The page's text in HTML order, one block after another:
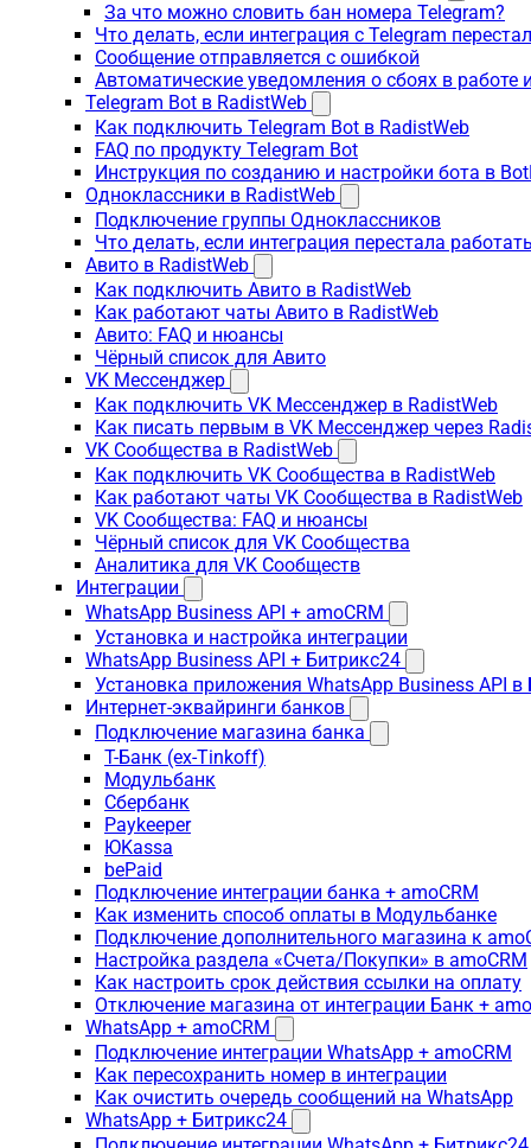
За что можно словить бан номера Telegram?
Что делать, если интеграция с Telegram
Сообщение отправляется с ошибкой
Автоматические уведомления о сбоях в работе
Telegram Bot в RadistWeb
Как подключить Telegram Bot в RadistWeb
FAQ по продукту Telegram Bot
Инструкция по созданию и настройки бота в
Одноклассники в RadistWeb
Подключение группы Одноклассников
Что делать, если интеграция перестала
Авито в RadistWeb
Как подключить Авито в RadistWeb
Как работают чаты Авито в RadistWeb
Авито: FAQ и нюансы
Чёрный список для Авито
VK Мессенджер
Как подключить VK Мессенджер в RadistWeb
Как писать первым в VK Мессенджер через
VK Сообщества в RadistWeb
Как подключить VK Сообщества в RadistWeb
Как работают чаты VK Сообщества в RadistWeb
VK Сообщества: FAQ и нюансы
Чёрный список для VK Сообщества
Аналитика для VK Сообществ
Интеграции
WhatsApp Business API + amoCRM
Установка и настройка интеграции
WhatsApp Business API + Битрикс24
Установка приложения WhatsApp Business API
Интернет-эквайринги банков
Подключение магазина банка
Т-Банк (ex-Tinkoff)
Модульбанк
Сбербанк
Paykeeper
ЮKassa
bePaid
Подключение интеграции банка + amoCRM
Как изменить способ оплаты в Модульбанке
Подключение дополнительного магазина к
Настройка раздела «Счета/Покупки» в amoCRM
Как настроить срок действия ссылки на оплату
Отключение магазина от интеграции Банк +
WhatsApp + amoCRM
Подключение интеграции WhatsApp + amoCRM
Как пересохранить номер в интеграции
Как очистить очередь сообщений на WhatsApp
WhatsApp + Битрикс24